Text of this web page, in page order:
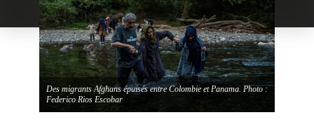
Des migrants Afghans épuisés entre Colombie et Panama. Photo :
Federico Rios Escobar